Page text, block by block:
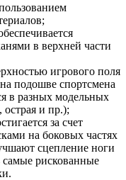
в верхней части
игрового поля
подошве спортсмена
в разных модельных
острая и пр.);
за счет
на боковых частях
сцепление ноги
рискованные